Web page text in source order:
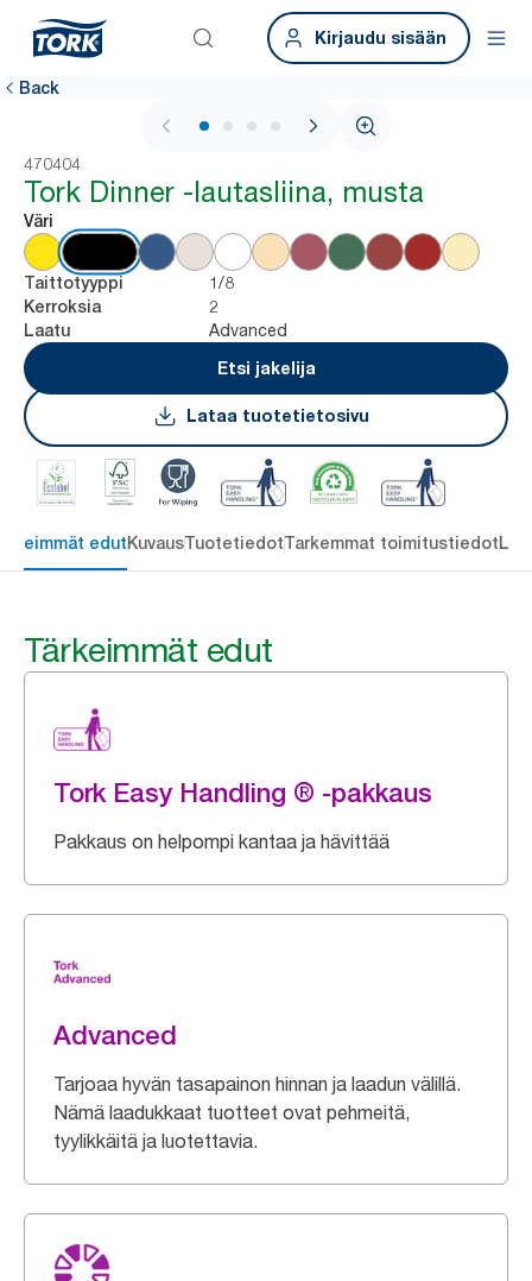
Kirjaudu sisään
Back
1 / 4
470404
Tork Dinner -lautasliina, musta
Väri
Taittotyyppi 1/8
Kerroksia 2
Laatu
Advanced
Etsi jakelija
Lataa tuotetietosivu
edutKuvausTuotetiedotTarkemmat toimitustiedot
Tärkeimmät edut
Tork Easy Handling ® -pakkaus
Pakkaus on helpompi kantaa ja hävittää
Advanced
Tarjoaa hyvän tasapainon hinnan ja laadun välillä.
Nämä laadukkaat tuotteet ovat pehmeitä,
tyylikkäitä ja luotettavia.